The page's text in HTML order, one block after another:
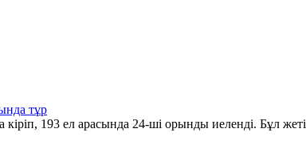
тұр
193 ел арасында 24-ші орынды иеленді. Бұл жеті